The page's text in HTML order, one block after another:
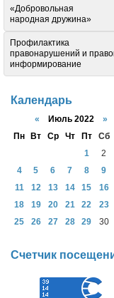
«Добровольная
народная дружина»
Профилактика
правонарушений и
информирование
Календарь
« Июль 2022 »
Пн
Вт Ср Чт Пт Сб
1
2
4
5 6 7 8 9
11
12 13 14 15 16
18
19 20 21 22 23
25
26 27 28 29 30
Счетчик